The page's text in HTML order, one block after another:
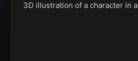
3D illustration of a character in